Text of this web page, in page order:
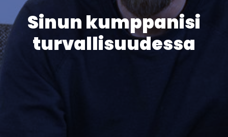
Sinun kumppanisi
turvallisuudessa